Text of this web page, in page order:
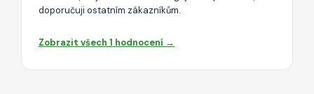
doporučuji ostatním zákazníkům.
Zobrazit všech 1 hodnocení →